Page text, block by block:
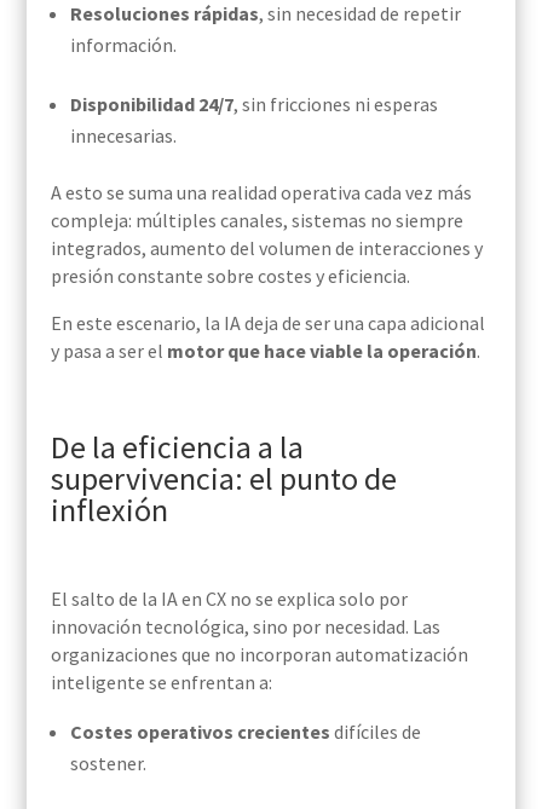
Resoluciones rápidas, sin necesidad de repetir
información.
Disponibilidad 24/7, sin fricciones ni esperas
innecesarias.
A esto se suma una realidad operativa cada vez más
compleja: múltiples canales, sistemas no siempre
integrados, aumento del volumen de interacciones y
presión constante sobre costes y eficiencia.
En este escenario, la IA deja de ser una capa adicional
y pasa a ser el motor que hace viable la operación.
De la eficiencia a la
supervivencia: el punto de
inflexión
El salto de la IA en CX no se explica solo por
innovación tecnológica, sino por necesidad. Las
organizaciones que no incorporan automatización
inteligente se enfrentan a:
Costes operativos crecientes difíciles de
sostener.